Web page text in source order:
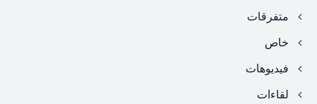
متفرقات
خاص
فيديوهات
لقاءات